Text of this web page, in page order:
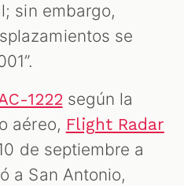
sin embargo,
se
1222 según la
aéreo, Flight Radar
de septiembre a
a San Antonio,